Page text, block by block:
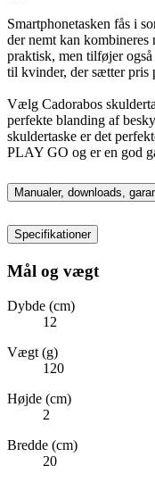
Smartphonetasken fås i
der nemt kan
praktisk, men tilføjer
til kvinder, der sætter pris
Vælg Cadorabos
perfekte blanding af
skuldertaske er det
PLAY GO og er en god
Manualer, downloads,
Specifikationer
Mål og vægt
Dybde (cm)
12
Vægt (g)
120
Højde (cm)
2
Bredde (cm)
20